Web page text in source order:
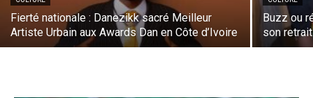
Fierté nationale : Danezikk sacré Meilleur
Artiste Urbain aux Awards Dan en Côte d’Ivoire
Buzz ou
son